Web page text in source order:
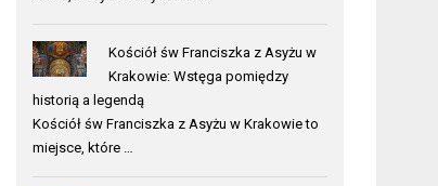
Kościół św Franciszka z Asyżu w
Krakowie: Wstęga pomiędzy
historią a legendą
Kościół św Franciszka z Asyżu w Krakowie to
miejsce, które …